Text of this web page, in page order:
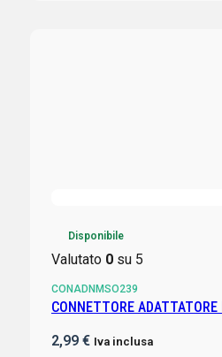
Disponibile
Valutato 0su 5
CONADNMSO239
2,99 € Iva inclusa